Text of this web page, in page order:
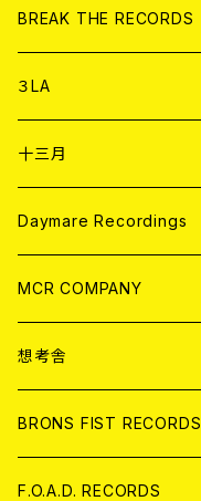
書籍
DIGITAL CONTENTS
アナログ
CD
アナログ
BREAK THE RECORDS
CD
ANALOG
アパレル
３LA
CD
ANALOG
十三月
CD
ANALOG
Daymare Recordings
CD
ANALOG
MCR COMPANY
CD
アパレル
ANALOG
想考舎
BRONS FIST RECORDS
CD
F.O.A.D. RECORDS